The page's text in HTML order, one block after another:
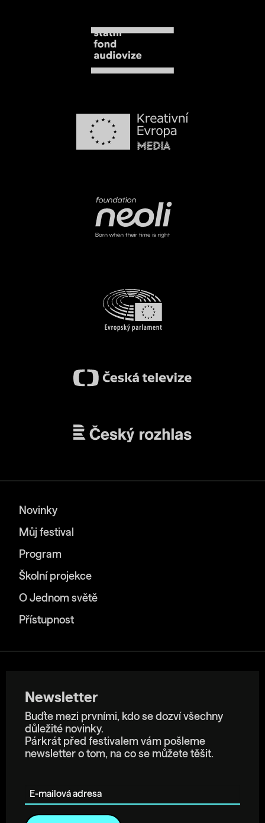
Novinky
Můj festival
Program
Školní projekce
O Jednom světě
Přístupnost
Newsletter
Buďte mezi prvními, kdo se dozví všechny
důležité novinky.
Párkrát před festivalem vám pošleme
newsletter o tom, na co se můžete těšit.